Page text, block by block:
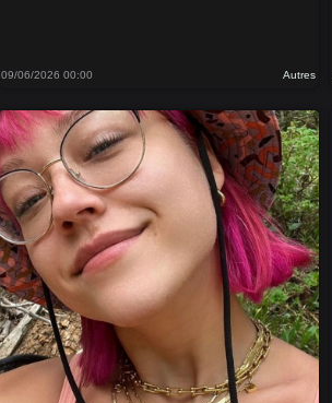
09/06/2026 00:00 Autres